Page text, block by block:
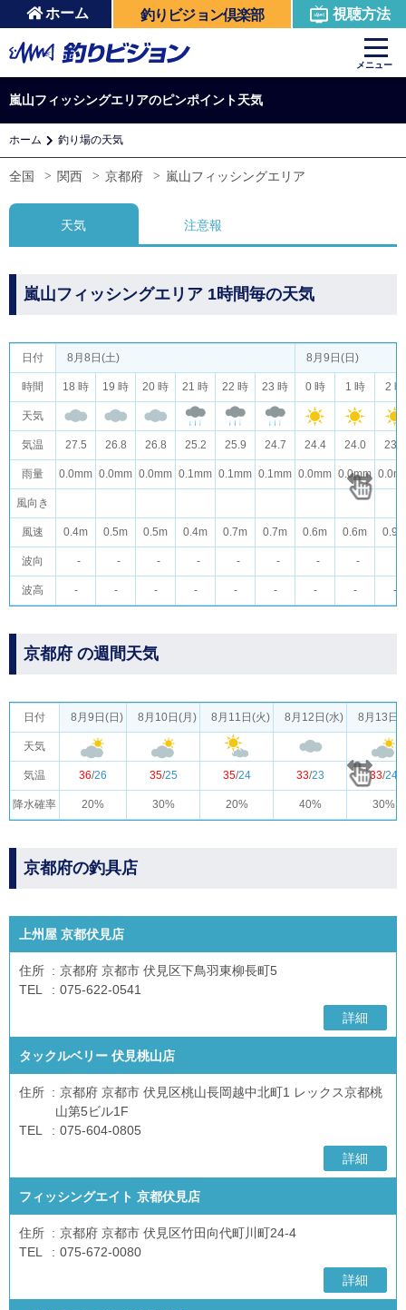
ホーム 釣りビジョン倶楽部 視聴方法
メニュー
嵐山フィッシングエリアのピンポイント天気
ホーム 釣り場の天気
全国 関西 京都府 嵐山フィッシングエリア
天気 注意報
嵐山フィッシングエリア 1時間毎の天気
日付
時間
天気
気温
雨量
風向き
風速
波向
波高
8月8日(土) 8月9日(日)
18 時 19 時 20 時 21 時 22 時 23 時 0 時 1 時 2 時
27.5 26.8 26.8 25.2 25.9 24.7 24.4 24.0 23.5
0.0mm 0.0mm 0.0mm 0.1mm 0.1mm 0.1mm 0.0mm 0.0mm
0.4m 0.5m 0.5m 0.4m 0.7m 0.7m 0.6m 0.6m 0.9m
- - - - - - - -
- - - - - - - - -
京都府 の週間天気
日付
天気
気温
降水確率
8月9日(日) 8月10日(月) 8月11日(火) 8月12日(水) 8月13日(
36/26 35/25 35/24 33/23 33/24
20% 30% 20% 40% 30%
京都府の釣具店
上州屋 京都伏見店
住所
京都府 京都市 伏見区下鳥羽東柳長町5
TEL
075-622-0541
詳細
タックルベリー 伏見桃山店
住所
京都府 京都市 伏見区桃山長岡越中北町1 レックス京都桃
山第5ビル1F
TEL
075-604-0805
詳細
フィッシングエイト 京都伏見店
住所
京都府 京都市 伏見区竹田向代町川町24-4
TEL
075-672-0080
詳細